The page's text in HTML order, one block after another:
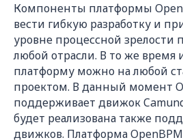
Компоненты платформы
вести гибкую разработку и
уровне процессной зрелости
любой отрасли. В то же время
платформу можно на любой
проектом. В данный момент
поддерживает движок
будет реализована также
движков. Платформа